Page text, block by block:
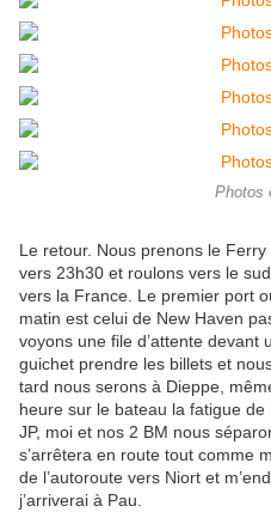
Photos
Le retour. Nous prenons le
vers 23h30 et roulons vers le
vers la France. Le premier port
matin est celui de New Haven
voyons une file d’attente devant
guichet prendre les billets et
tard nous serons à Dieppe,
heure sur le bateau la fatigue de
JP, moi et nos 2 BM nous
s’arrêtera en route tout comme
de l’autoroute vers Niort et
j’arriverai à Pau.